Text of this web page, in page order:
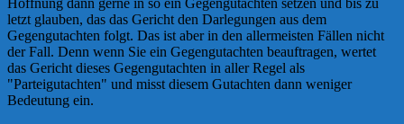
Hoffnung dann gerne in so ein Gegengutachten setzen und bis zu
letzt glauben, das das Gericht den Darlegungen aus dem
Gegengutachten folgt. Das ist aber in den allermeisten Fällen nicht
der Fall. Denn wenn Sie ein Gegengutachten beauftragen, wertet
das Gericht dieses Gegengutachten in aller Regel als
"Parteigutachten" und misst diesem Gutachten dann weniger
Bedeutung ein.